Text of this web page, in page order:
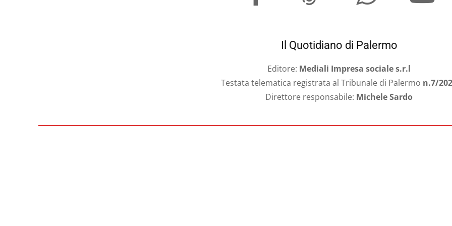
Il Quotidiano di Palermo
Editore: Mediali Impresa sociale s.r.l
Testata telematica registrata al Tribunale di Palermo n.7/
Direttore responsabile: Michele Sardo